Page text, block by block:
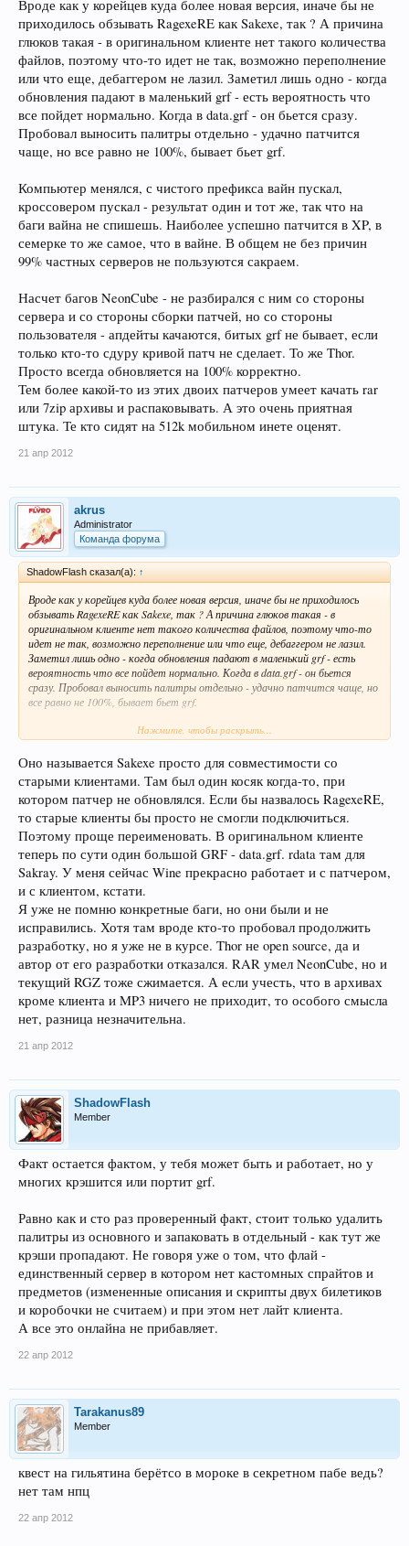
студию (и с исходниками, а то баги в бинарниках править как-то
тяжело). По поводу GRF я вроде тебе уже все рассказывал, что я хочу
сделать :smile: но руки пока не доходят
Вроде как у корейцев куда более новая версия, иначе бы не
приходилось обзывать RagexeRE как Sakexe, так ? А причина
глюков такая - в оригинальном клиенте нет такого количества
файлов, поэтому что-то идет не так, возможно переполнение
или что еще, дебаггером не лазил. Заметил лишь одно - когда
обновления падают в маленький grf - есть вероятность что
все пойдет нормально. Когда в data.grf - он бьется сразу.
Пробовал выносить палитры отдельно - удачно патчится
чаще, но все равно не 100%, бывает бьет grf.
Компьютер менялся, с чистого префикса вайн пускал,
кроссовером пускал - результат один и тот же, так что на
баги вайна не спишешь. Наиболее успешно патчится в XP, в
семерке то же самое, что в вайне. В общем не без причин
99% частных серверов не пользуются сакраем.
Насчет багов NeonCube - не разбирался с ним со стороны
сервера и со стороны сборки патчей, но со стороны
пользователя - апдейты качаются, битых grf не бывает, если
только кто-то сдуру кривой патч не сделает. То же Thor.
Просто всегда обновляется на 100% корректно.
Тем более какой-то из этих двоих патчеров умеет качать rar
или 7zip архивы и распаковывать. А это очень приятная
штука. Те кто сидят на 512k мобильном инете оценят.
21 апр 2012
akrus
Administrator
Команда форума
ShadowFlash сказал(а): ↑
Вроде как у корейцев куда более новая версия, иначе бы не приходилось
обзывать RagexeRE как Sakexe, так ? А причина глюков такая - в
оригинальном клиенте нет такого количества файлов, поэтому что-то
идет не так, возможно переполнение или что еще, дебаггером не лазил.
Заметил лишь одно - когда обновления падают в маленький grf - есть
вероятность что все пойдет нормально. Когда в data.grf - он бьется
сразу. Пробовал выносить палитры отдельно - удачно патчится чаще, но
все равно не 100%, бывает бьет grf.
Компьютер менялся, с чистого префикса вайн пускал, кроссовером пускал
успешно патчится в XP, в семерке то же самое, что в вайне. В общем не
без причин 99% частных серверов не пользуются сакраем.
Насчет багов NeonCube - не разбирался с ним со стороны сервера и со
стороны сборки патчей, но со стороны пользователя - апдейты
качаются, битых grf не бывает, если только кто-то сдуру кривой патч
не сделает. То же Thor. Просто всегда обновляется на 100% корректно.
Тем более какой-то из этих двоих патчеров умеет качать rar или 7zip
архивы и распаковывать. А это очень приятная штука. Те кто сидят на
512k мобильном инете оценят.
Нажмите, чтобы раскрыть...
Оно называется Sakexe просто для совместимости со
старыми клиентами. Там был один косяк когда-то, при
котором патчер не обновлялся. Если бы назвалось RagexeRE,
то старые клиенты бы просто не смогли подключиться.
Поэтому проще переименовать. В оригинальном клиенте
теперь по сути один большой GRF - data.grf. rdata там для
Sakray. У меня сейчас Wine прекрасно работает и с патчером,
и с клиентом, кстати.
Я уже не помню конкретные баги, но они были и не
исправились. Хотя там вроде кто-то пробовал продолжить
разработку, но я уже не в курсе. Thor не open source, да и
автор от его разработки отказался. RAR умел NeonCube, но и
текущий RGZ тоже сжимается. А если учесть, что в архивах
кроме клиента и MP3 ничего не приходит, то особого смысла
нет, разница незначительна.
21 апр 2012
ShadowFlash
Member
Факт остается фактом, у тебя может быть и работает, но у
многих крэшится или портит grf.
Равно как и сто раз проверенный факт, стоит только удалить
палитры из основного и запаковать в отдельный - как тут же
крэши пропадают. Не говоря уже о том, что флай -
единственный сервер в котором нет кастомных спрайтов и
предметов (измененные описания и скрипты двух билетиков
и коробочки не считаем) и при этом нет лайт клиента.
А все это онлайна не прибавляет.
22 апр 2012
Tarakanus89
Member
квест на гильятина берётсо в мороке в секретном пабе ведь?
нет там нпц
22 апр 2012